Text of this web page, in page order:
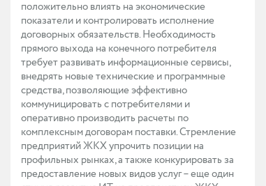
положительно влиять на экономические
показатели и контролировать исполнение
договорных обязательств. Необходимость
прямого выхода на конечного потребителя
требует развивать информационные сервисы,
внедрять новые технические и программные
средства, позволяющие эффективно
коммуницировать с потребителями и
оперативно производить расчеты по
комплексным договорам поставки. Стремление
предприятий ЖКХ упрочить позиции на
профильных рынках, а также конкурировать за
предоставление новых видов услуг – еще один